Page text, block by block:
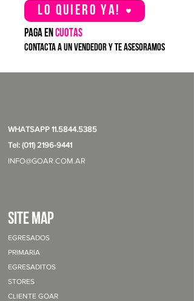
PAGA ENCUOTAS
Lo quiero YA!
contacta a un vendedor y te asesoramos
WHATSAPP 11.5844.5385
Tel: (011) 2196-9441
INFO@GOAR.COM.AR
site map
EGRESADOS
PRIMARIA
EGRESADITOS
STORES
CLIENTE GOAR